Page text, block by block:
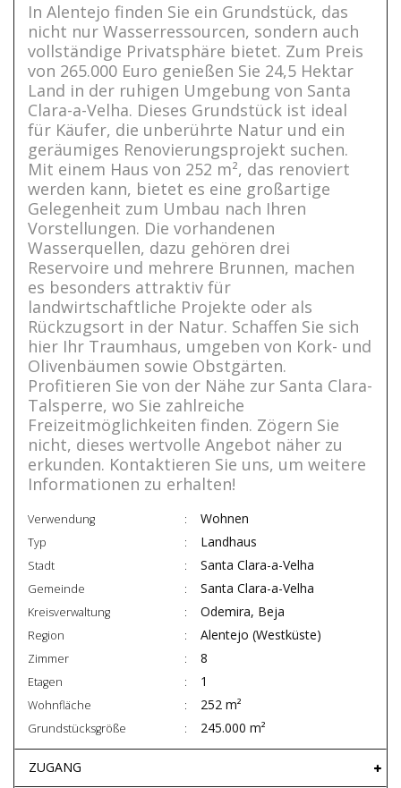
In Alentejo finden Sie ein Grundstück, das
nicht nur Wasserressourcen, sondern auch
vollständige Privatsphäre bietet. Zum Preis
von 265.000 Euro genießen Sie 24,5 Hektar
Land in der ruhigen Umgebung von Santa
Clara-a-Velha. Dieses Grundstück ist ideal
für Käufer, die unberührte Natur und ein
geräumiges Renovierungsprojekt suchen.
Mit einem Haus von 252 m², das renoviert
werden kann, bietet es eine großartige
Gelegenheit zum Umbau nach Ihren
Vorstellungen. Die vorhandenen
Wasserquellen, dazu gehören drei
Reservoire und mehrere Brunnen, machen
es besonders attraktiv für
landwirtschaftliche Projekte oder als
Rückzugsort in der Natur. Schaffen Sie sich
hier Ihr Traumhaus, umgeben von Kork- und
Olivenbäumen sowie Obstgärten.
Profitieren Sie von der Nähe zur Santa Clara-
Talsperre, wo Sie zahlreiche
Freizeitmöglichkeiten finden. Zögern Sie
nicht, dieses wertvolle Angebot näher zu
erkunden. Kontaktieren Sie uns, um weitere
Informationen zu erhalten!
Verwendung Wohnen
Typ Landhaus
Stadt Santa Clara-a-Velha
Gemeinde Santa Clara-a-Velha
Kreisverwaltung Odemira, Beja
Region Alentejo (Westküste)
Zimmer 8
Etagen 1
Wohnfläche 252 m²
Grundstücksgröße 245.000 m²
ZUGANG